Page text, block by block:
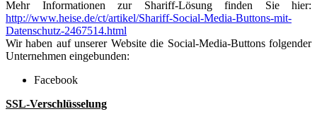
Mehr Informationen zur Shariff-Lösung finden Sie hier:
http://www.heise.de/ct/artikel/Shariff-Social-Media-Buttons-mit-
Datenschutz-2467514.html
Wir haben auf unserer Website die Social-Media-Buttons folgender
Unternehmen eingebunden:
Facebook
SSL-Verschlüsselung